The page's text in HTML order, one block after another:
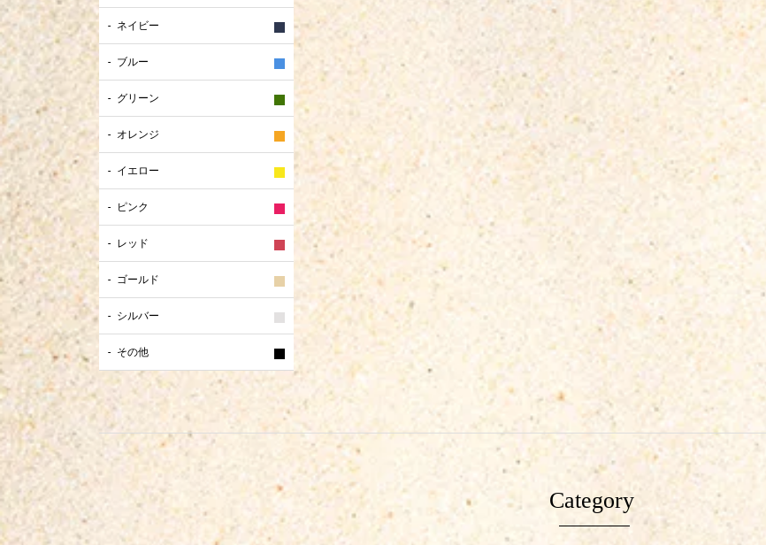
ネイビー
ブルー
グリーン
オレンジ
イエロー
ピンク
レッド
ゴールド
シルバー
その他
Category